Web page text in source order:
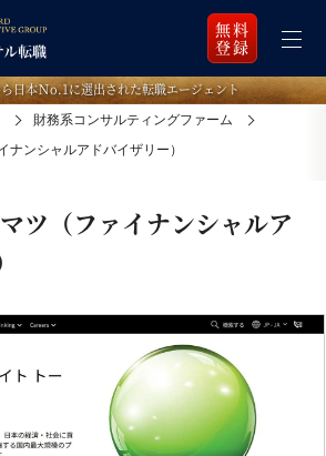
無料
登録
日本Ｎo.1に選出された転職エージェント
財務系コンサルティングファーム
ナンシャルアドバイザリー）
ツ（ファイナンシャルア